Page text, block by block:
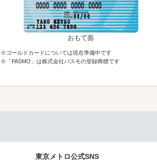
おもて面
※ゴールドカードについては現在準備中です
※「PASMO」は株式会社パスモの登録商標です
東京メトロ公式SNS